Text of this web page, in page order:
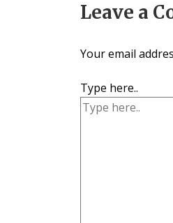
Leave a
Your email
Type here..